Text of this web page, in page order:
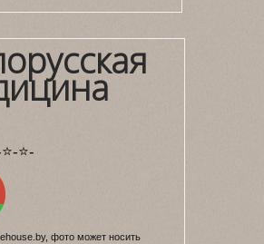
⭐-
фото может носить